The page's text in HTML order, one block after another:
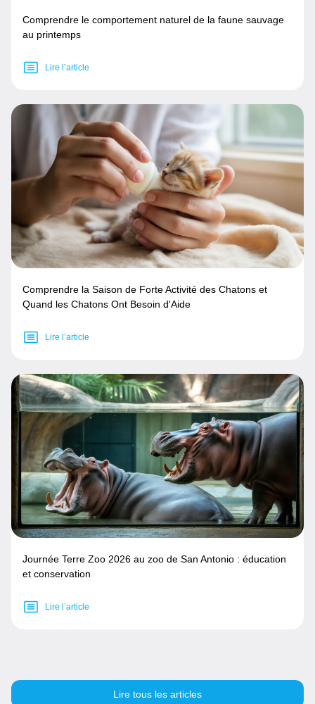
Comprendre le comportement naturel de la faune sauvage
au printemps
Lire l’article
Comprendre la Saison de Forte Activité des Chatons et
Quand les Chatons Ont Besoin d'Aide
Lire l’article
Journée Terre Zoo 2026 au zoo de San Antonio : éducation
et conservation
Lire l’article
Lire tous les articles